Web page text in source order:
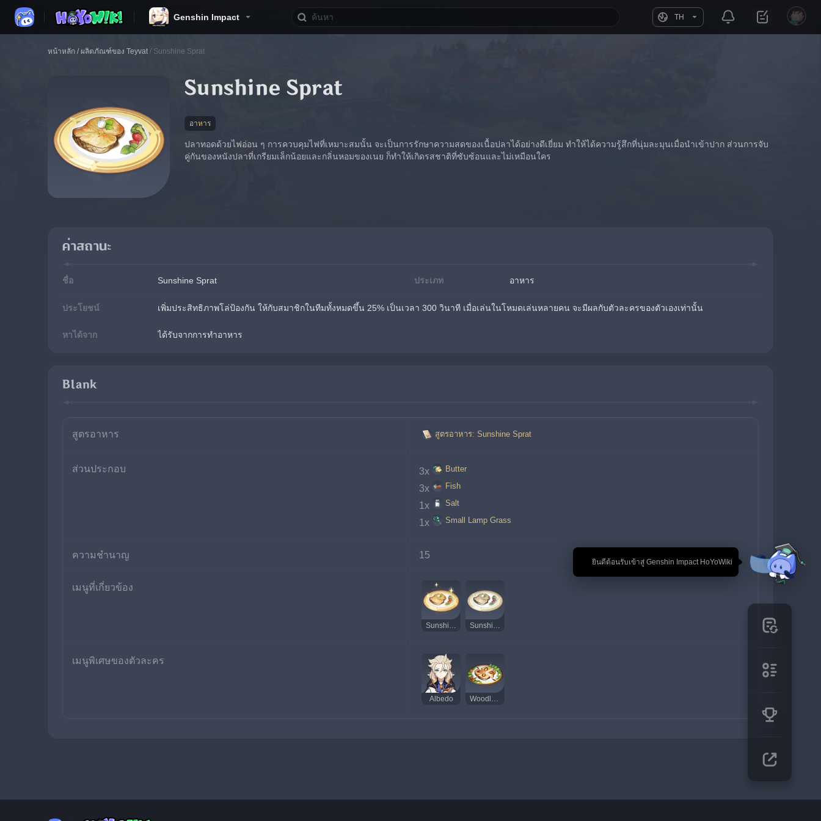
Genshin Impact TH
🎉 ยินดีต้อนรับเข้าสู่ Genshin Impact HoYoWiki
หน้าหลัก / ผลิตภัณฑ์ของ Teyvat / Sunshine Sprat
Sunshine Sprat
อาหาร
ปลาทอดด้วยไฟอ่อน ๆ การควบคุมไฟที่เหมาะสมนั้น จะเป็นการรักษาความสดของเนื้อปลาได้อย่างดีเยี่ยม ทำให้ได้ความรู้สึกที่นุ่มละมุนเมื่อนำเข้าปาก ส่วนการจับ
คู่กันของหนังปลาที่เกรียมเล็กน้อยและกลิ่นหอมของเนย ก็ทำให้เกิดรสชาติที่ซับซ้อนและไม่เหมือนใคร
ค่าสถานะ
ชื่อ Sunshine Sprat ประเภท อาหาร
ประโยชน์ เพิ่มประสิทธิภาพโล่ป้องกัน ให้กับสมาชิกในทีมทั้งหมดขึ้น 25% เป็นเวลา 300 วินาที เมื่อเล่นในโหมดเล่นหลายคน จะมีผลกับตัวละครของตัวเองเท่านั้น
หาได้จาก ได้รับจากการทำอาหาร
Blank
สูตรอาหาร สูตรอาหาร: Sunshine Sprat
ส่วนประกอบ 3x Butter
3x Fish
1x Salt
1x Small Lamp Grass
ความชำนาญ 15
เมนูที่เกี่ยวข้อง
Sunshine Sprat แสนอร่อย Sunshine Sprat รสประหลาด
เมนูพิเศษของตัวละคร
Albedo Woodland Dream